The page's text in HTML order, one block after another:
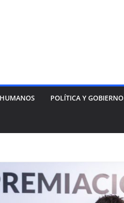
POLÍTICA Y GOBIERNO